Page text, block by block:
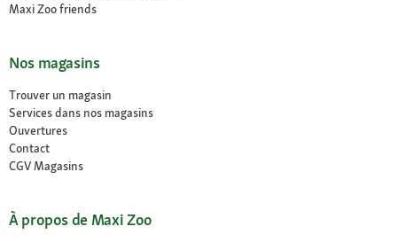
Maxi Zoo friends
Nos magasins
Trouver un magasin
Services dans nos magasins
Ouvertures
Contact
CGV Magasins
À propos de Maxi Zoo